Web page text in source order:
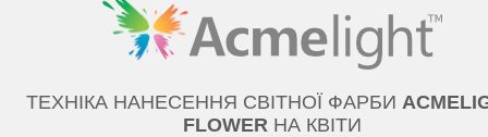
ТЕХНІКА НАНЕСЕННЯ СВІТНОЇ ФАРБИ
FLOWER НА КВІТИ